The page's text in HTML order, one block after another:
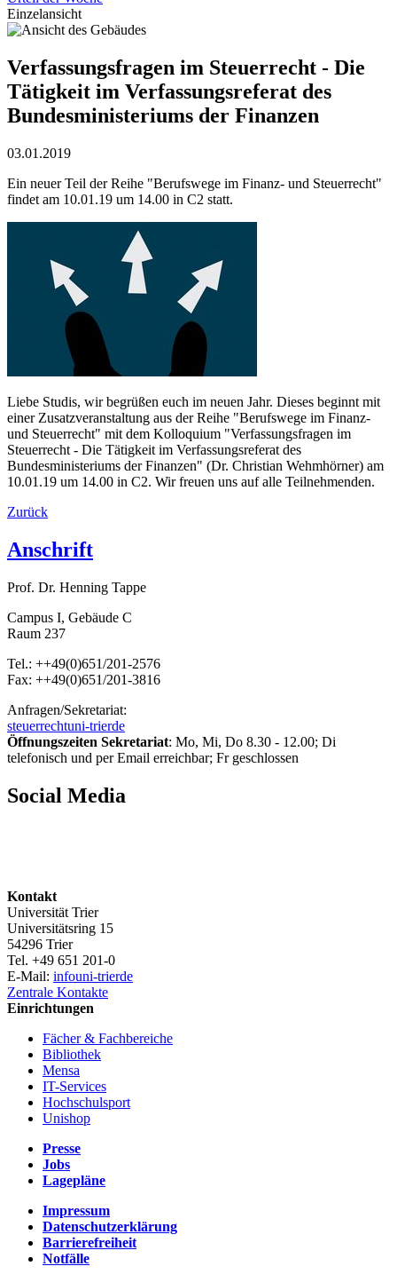
Einzelansicht
Verfassungsfragen im Steuerrecht - Die
Tätigkeit im Verfassungsreferat des
Bundesministeriums der Finanzen
03.01.2019
Ein neuer Teil der Reihe "Berufswege im Finanz- und Steuerrecht"
findet am 10.01.19 um 14.00 in C2 statt.
Liebe Studis, wir begrüßen euch im neuen Jahr. Dieses beginnt mit
einer Zusatzveranstaltung aus der Reihe "Berufswege im Finanz-
und Steuerrecht" mit dem Kolloquium "Verfassungsfragen im
Steuerrecht - Die Tätigkeit im Verfassungsreferat des
Bundesministeriums der Finanzen" (Dr. Christian Wehmhörner) am
10.01.19 um 14.00 in C2. Wir freuen uns auf alle Teilnehmenden.
Zurück
Anschrift
Prof. Dr. Henning Tappe
Campus I, Gebäude C
Raum 237
Tel.: ++49(0)651/201-2576
Fax: ++49(0)651/201-3816
Anfragen/Sekretariat:
steuerrechtuni-trierde
Öffnungszeiten Sekretariat: Mo, Mi, Do 8.30 - 12.00; Di
telefonisch und per Email erreichbar; Fr geschlossen
Social Media
Kontakt
Universität Trier
Universitätsring 15
54296 Trier
Tel. +49 651 201-0
E-Mail: infouni-trierde
Zentrale Kontakte
Einrichtungen
Fächer & Fachbereiche
Bibliothek
Mensa
IT-Services
Hochschulsport
Unishop
Presse
Jobs
Lagepläne
Impressum
Datenschutzerklärung
Barrierefreiheit
Notfälle